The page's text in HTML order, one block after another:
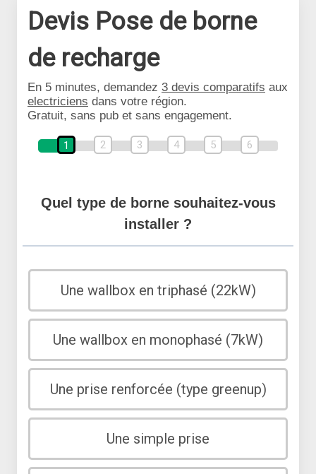
Devis Pose de borne
de recharge
En 5 minutes, demandez 3 devis comparatifs aux
electriciens dans votre région.
Gratuit, sans pub et sans engagement.
1 2 3 4 5 6
Quel type de borne souhaitez-vous
installer ?
Une wallbox en triphasé (22kW)
Une wallbox en monophasé (7kW)
Une prise renforcée (type greenup)
Une simple prise